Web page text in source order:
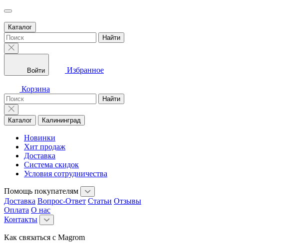
Каталог
Найти
Войти Избранное
Корзина
Найти
Каталог Калининград
Новинки
Хит продаж
Доставка
Система скидок
Условия сотрудничества
Помощь покупателям
Доставка Вопрос-Ответ Статьи Отзывы
Оплата О нас
Контакты
Как связаться с Magrom